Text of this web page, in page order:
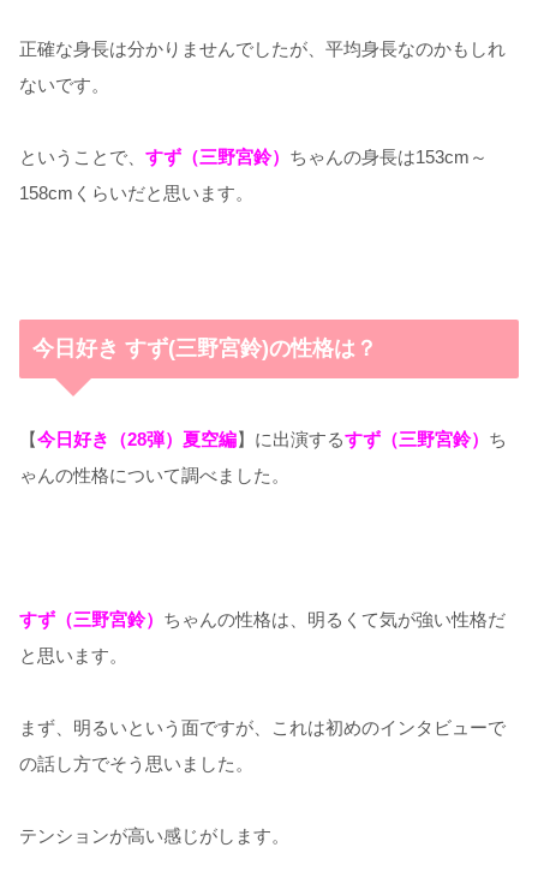
正確な身長は分かりませんでしたが、平均身長なのかもしれ
ないです。
ということで、 すず（三野宮鈴） ちゃんの身長は153cm～
158cmくらいだと思います。
今日好き すず(三野宮鈴)の性格は？
【今日好き（28弾）夏空編】に出演するすず（三野宮鈴） ち
ゃんの性格について調べました。
すず（三野宮鈴） ちゃんの性格は、明るくて気が強い性格だ
と思います。
まず、明るいという面ですが、これは初めのインタビューで
の話し方でそう思いました。
テンションが高い感じがします。